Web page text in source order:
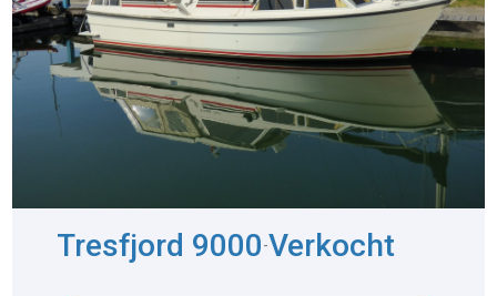
Tresfjord 9000-Verkocht